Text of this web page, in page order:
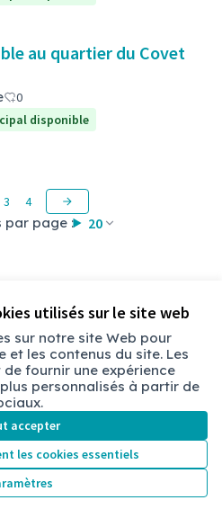
utilisés sur le site web
sur notre site Web pour
les contenus du site. Les
fournir une expérience
personnalisés à partir de
accepter
les cookies essentiels
au quartier du Covet
0
disponible
par page : 20
3 4
libre Decidim .
Licence
(Lien